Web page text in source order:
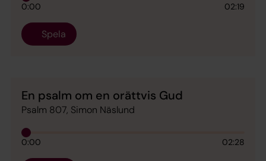
0:00 02:19
Spela
En psalm om en orättvis Gud
Psalm 807, Simon Näslund
0:00 02:28